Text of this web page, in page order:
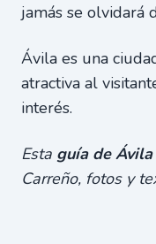
jamás se olvidará
Ávila es una
atractiva al
interés.
Esta guía de Ávila
Carreño, fotos y